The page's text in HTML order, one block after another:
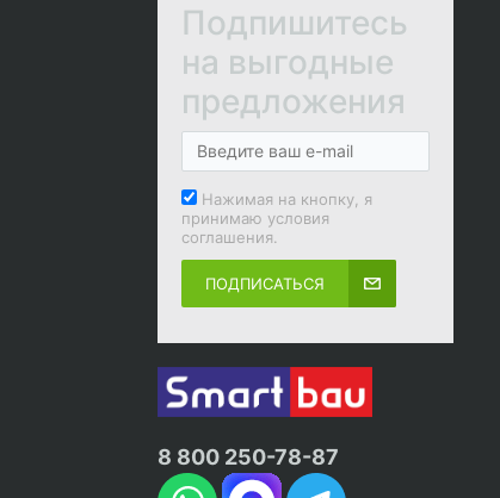
Подпишитесь
на выгодные
предложения
Нажимая на кнопку, я
принимаю условия
соглашения.
ПОДПИСАТЬСЯ
8 800 250-78-87